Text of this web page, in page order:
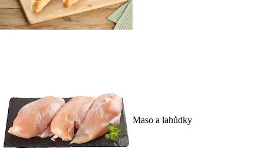
Maso a lahůdky